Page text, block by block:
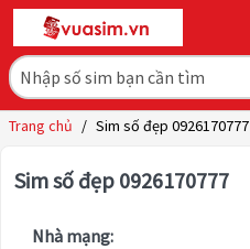
Trang chủ / Sim số đẹp 0926170777
Sim số đẹp 0926170777
Nhà mạng: